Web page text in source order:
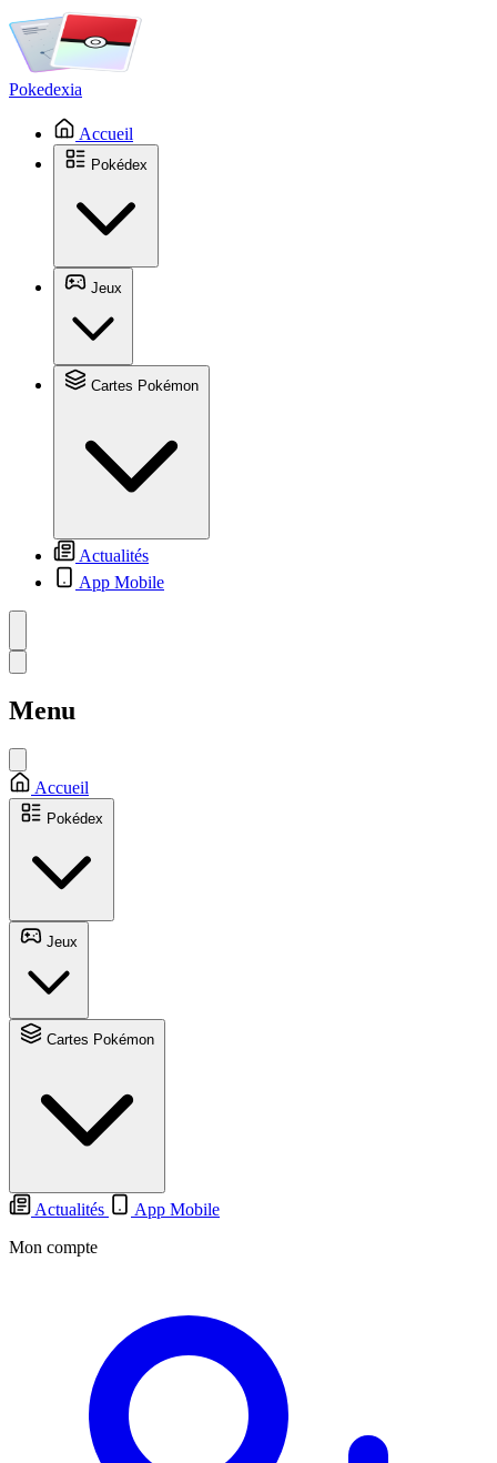
Pokedexia
Accueil
Actualités
App Mobile
Menu
Accueil
Actualités
App Mobile
Mon compte